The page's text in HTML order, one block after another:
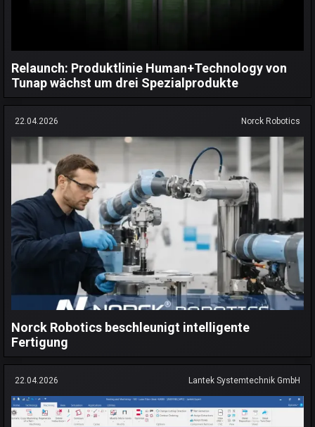
Relaunch: Produktlinie Human+Technology von
Tunap wächst um drei Spezialprodukte
22.04.2026 Norck Robotics
Norck Robotics beschleunigt intelligente
Fertigung
22.04.2026 Lantek Systemtechnik GmbH